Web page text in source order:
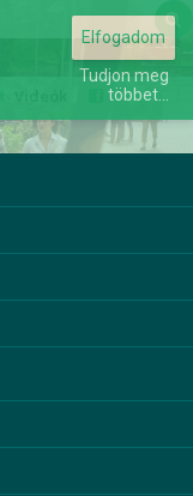
Elfogadom
Tudjon meg
többet...